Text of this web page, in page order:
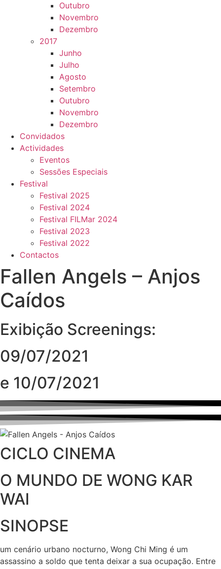
Outubro
Novembro
Dezembro
2017
Junho
Julho
Agosto
Setembro
Outubro
Novembro
Dezembro
Convidados
Actividades
Eventos
Sessões Especiais
Festival
Festival 2025
Festival 2024
Festival FILMar 2024
Festival 2023
Festival 2022
Contactos
Fallen Angels – Anjos
Caídos
Exibição Screenings:
09/07/2021
e 10/07/2021
CICLO CINEMA
O MUNDO DE WONG KAR
WAI
SINOPSE
um cenário urbano nocturno, Wong Chi Ming é um
assassino a soldo que tenta deixar a sua ocupação. Entre